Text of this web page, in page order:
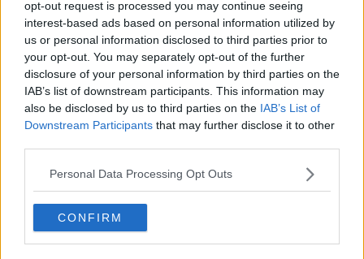
opt-out request is processed you may continue seeing
interest-based ads based on personal information utilized by
us or personal information disclosed to third parties prior to
your opt-out. You may separately opt-out of the further
disclosure of your personal information by third parties on the
IAB’s list of downstream participants. This information may
also be disclosed by us to third parties on the IAB’s List of
Downstream Participants that may further disclose it to other
Personal Data Processing Opt Outs
CONFIRM
squadra, a più livelli, per ottenere la più elevata copertura vaccinale
possibile e cominciare ad avere dei territori Covid free a partire
dalle piccole isole del nostro arcipelago. Nei mesi scorsi, l'Asl sud
est ha provveduto a vaccinare gli over 80 con la collaborazione del
medico di medicina generale come da indicazioni regionali, e le
persone con elevata fragilità. Da oggi a domenica provvederemo a
vaccinare il resto della popolazione, un risultato per il quale sento di
dover ringraziare con profonda gratitudine tutte le donne e gli
La vaccinazione è stata avviata poco dopo le ore 9 nei locali delle
scuole di Giglio Porto e di Giglio Castello, le due sedi vaccinali,
individuate per la somministrazione delle dosi all’intera popolazione